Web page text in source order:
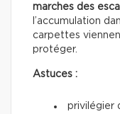
marches des
l’accumulation
carpettes
protéger.
Astuces :
privilégier